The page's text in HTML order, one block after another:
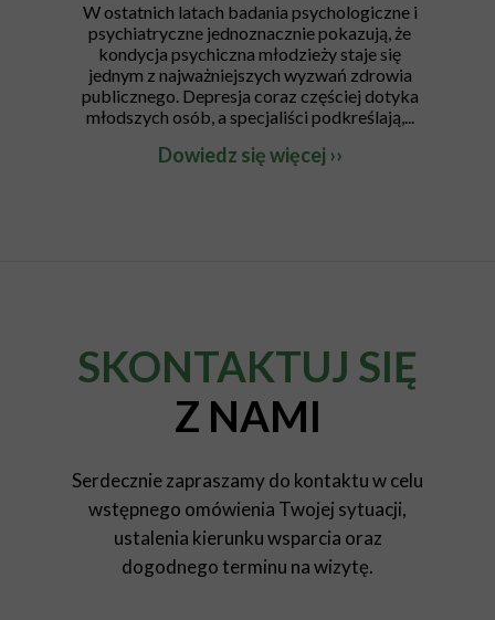
W ostatnich latach badania psychologiczne i
psychiatryczne jednoznacznie pokazują, że
kondycja psychiczna młodzieży staje się
jednym z najważniejszych wyzwań zdrowia
publicznego. Depresja coraz częściej dotyka
młodszych osób, a specjaliści podkreślają,...
Dowiedz się więcej ››
SKONTAKTUJ SIĘ
Z NAMI
Serdecznie zapraszamy do kontaktu w celu
wstępnego omówienia Twojej sytuacji,
ustalenia kierunku wsparcia oraz
dogodnego terminu na wizytę.